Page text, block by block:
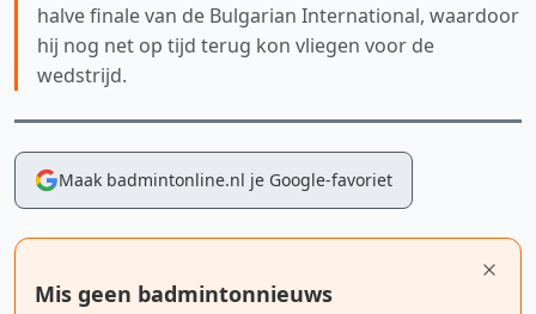
halve finale van de Bulgarian International, waardoor
hij nog net op tijd terug kon vliegen voor de
wedstrijd.
Maak badmintonline.nl je Google-favoriet
Mis geen badmintonnieuws